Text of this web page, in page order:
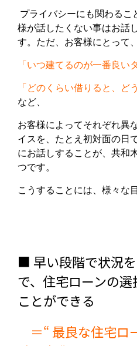
プライバシーにも関わるこ
様が話したくない事はお話
す。ただ、お客様にとって、
「いつ建てるのが一番良い
「どのくらい借りると、ど
など、
お客様によってそれぞれ異
イスを、たとえ初対面の日
にお話しすることが、共和
つです。
こうすることには、様々な
■ 早い段階で状況
で、住宅ローンの
ことができる
＝“ 最良な住宅ロ